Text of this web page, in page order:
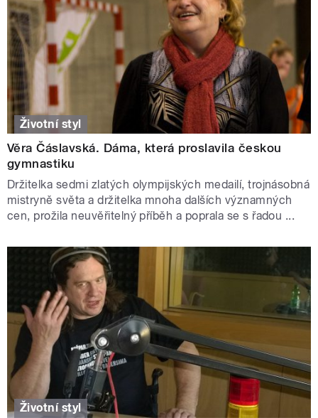
Životní styl
Věra Čáslavská. Dáma, která proslavila českou
gymnastiku
Držitelka sedmi zlatých olympijských medailí, trojnásobná
mistryně světa a držitelka mnoha dalších významných
cen, prožila neuvěřitelný příběh a poprala se s řadou ...
Životní styl